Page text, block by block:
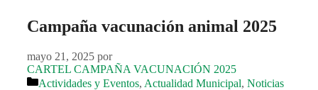
Campaña vacunación animal 2025
mayo 21, 2025 por
CARTEL CAMPAÑA VACUNACIÓN 2025
Categorías
Actividades y Eventos, Actualidad Municipal, Noticias